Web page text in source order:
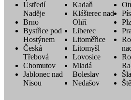
Ústředí
Naděje
Brno
Bystřice pod
Hostýnem
Česká
Třebová
Chomutov
Jablonec nad
Nisou
Kadaň
Klášterec nad
Ohří
Liberec
Litoměřice
Litomyšl
Lovosice
Mladá
Boleslav
Nedašov